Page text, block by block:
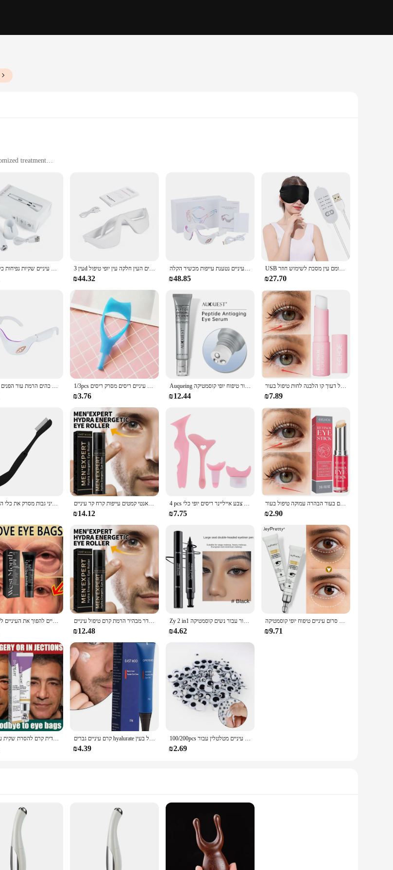
treatment
eye strain and fatigue. Designed with the user's comfort in mind, this device features an ergonomic shape that fits snugly
device is made from high-quality ABS plastic, which is both durable and lightweight, making it easy to handle and
modes to cater to different needs. Whether you're looking for a gentle massage to unwind after a long day or a
The customizable settings allow you to tailor your massage experience to your specific requirements, ensuring that you
eye care solution. The pads are designed to target specific areas around the eyes, including the eyelids,
suitable for all ages and genders, making it a versatile addition to any household. Whether you're a professional who
to maintain healthy eyes, this eye massage device is an essential tool for your eye care regimen.
5 ב 1 העין יופי מכשיר פנים עיסוי הוביל אור טיפול אדום צמר עבור להירגע עיניים עיגולים כהים עיניים שקיות נפיחות כלי טיפוח עין 3d עין עיסוי עיניים להירגע הקלה להקל על עיגולים כהים העין חלקה עין יופי טיפול
₪44.32
עיסוי עיניים חשמלי אנטי קמטים הזדקנות העין טיפול יופי כלי עיסוי עיניים נטענת עייפות מכשיר הקלה
₪48.85
USB מחומם עין מסכת לשימוש חוזר USB משי מהביל עין מסכת עיניים לעיסוי לשינה עין נפיחות אנטי כהה מעגל תיקון עין טיפול
₪27.70
עיניים יופי מכשיר אינפרא אדום חום דחיסה עיסוי עיניים להסיר שקיות עיניים עיגולים כהים הרמת עור הפנים הידוק עור 1/3pcs פלסטיק נייד מסקרה מגן המוליך מדריך עפעף עיניים ריסים מסרק ריסים curler נשים עיניים איפור כלים
₪3.76
Auqueing פפטיד קרם עיניים שקיות עיגולים כהים הסרת לחות סרום לחות הרמת עיניים טיפוח העור טיפוח יופי קוסמטיקה
₪12.44
רטינול אנטי קמטים קרם עיניים נגד נפיחות להסיר עיגולים כהים עין שקיות מקל דעוך קו הלבנה לחות טיפול בעור
₪7.89
1pc ריסים קליפ מסרק ריסים המפריד את העין שחור הרמת מתכת המברשת מיני גבות מסרק את כלי האיפור קרם חומצה היאלורונית רולר עיסוי עיניים טיפול 10 מ ל גברים מומחה הידרו-אנרגטי אנטי קמטים עייפות קרח קר עיניים
₪14.12
4 pcs להגדיר רב פונקציונלי העין איפור עוזר שילוב סיליקה ג 'ל צבע אייליינר ריסים יופי כלי
₪7.75
קרם עיניים רטינול קרם עיניים נגד קמטים מקל מיצוק לחות נפיחות שחור ועיגולים בעור הבהרה עמוקה טיפול בעור
₪2.90
קרם עיניים מערב & חודש מסיר עיגולים כהים מהדקת את העיניים להרים מיצוק, הסרת שקיות עיניים להפוך את העיניים ליותר תוסס קרם עיניים של גברים להסרת עיגולים שחורים לחות עיניים ויטינג לחמניות, הפחתת שקיות קו בסדר מבהיר הרמת קרם טיפול עיניים
₪12.48
Zy 2 in1 חותמת נוזל אייליינר עיפרון עיניים גדולות עמיד למים מהיר יבש כפול העין שחור איפור עבור נשים קוסמטיקה
₪4.62
ג 'וידי פפטיד אנטי כהה עיגולים עיניים קרם עיניים שקיות הסרת קמטים הרמת קווים עדינים סרום עיניים טיפוח יופי קוסמטיקה
₪9.71
מיידית קרם להסרת שקית עיניים קרם retinol אנטי-קמטים ממצק העור לדעוך קווים עדינים אנטי-חושך קרם עיניים גברים hyalurate קריר העין ג 'ל לחות תחת קרם עיניים עבור עיגולים כהים נפיחות העין טיפול בעין
₪4.39
100/200pcs עצמי דבק ענק מתנדנד גוגלי עיניים מטלטלין עבור DIY אמנות קרפט צעצועי רעיונות דקור עיני קרפט ספקי
₪2.69